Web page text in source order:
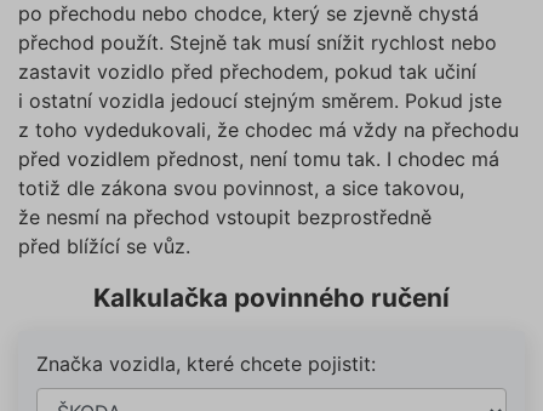
po přechodu nebo chodce, který se zjevně chystá
přechod použít. Stejně tak musí snížit rychlost nebo
zastavit vozidlo před přechodem, pokud tak učiní
i ostatní vozidla jedoucí stejným směrem. Pokud jste
z toho vydedukovali, že chodec má vždy na přechodu
před vozidlem přednost, není tomu tak. I chodec má
totiž dle zákona svou povinnost, a sice takovou,
že nesmí na přechod vstoupit bezprostředně
před blížící se vůz.
Kalkulačka povinného ručení
Značka vozidla, které chcete pojistit: